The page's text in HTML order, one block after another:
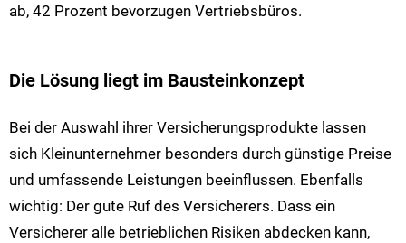
ab, 42 Prozent bevorzugen Vertriebsbüros.
Die Lösung liegt im Bausteinkonzept
Bei der Auswahl ihrer Versicherungsprodukte lassen
sich Kleinunternehmer besonders durch günstige Preise
und umfassende Leistungen beeinflussen. Ebenfalls
wichtig: Der gute Ruf des Versicherers. Dass ein
Versicherer alle betrieblichen Risiken abdecken kann,